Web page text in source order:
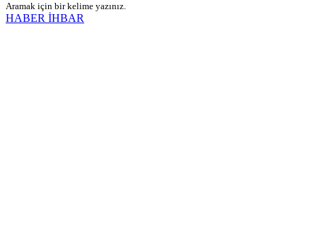
Aramak için bir kelime yazınız.
HABER İHBAR